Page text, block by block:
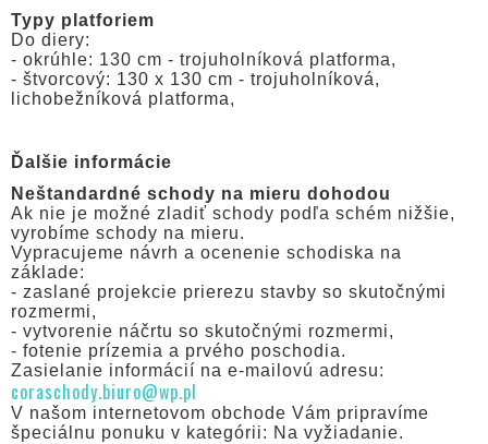
Typy platforiem
Do diery:
- okrúhle: 130 cm - trojuholníková platforma,
- štvorcový: 130 x 130 cm - trojuholníková,
lichobežníková platforma,
Ďalšie informácie
Neštandardné schody na mieru dohodou
Ak nie je možné zladiť schody podľa schém nižšie,
vyrobíme schody na mieru.
Vypracujeme návrh a ocenenie schodiska na
základe:
- zaslané projekcie prierezu stavby so skutočnými
rozmermi,
- vytvorenie náčrtu so skutočnými rozmermi,
- fotenie prízemia a prvého poschodia.
Zasielanie informácií na e-mailovú adresu:
coraschody.biuro@wp.pl
V našom internetovom obchode Vám pripravíme
špeciálnu ponuku v kategórii: Na vyžiadanie.